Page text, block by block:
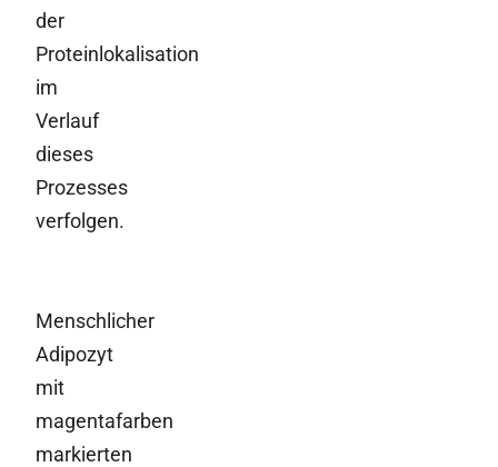
der
Proteinlokalisation
im
Verlauf
dieses
Prozesses
verfolgen.
Menschlicher
Adipozyt
mit
magentafarben
markierten